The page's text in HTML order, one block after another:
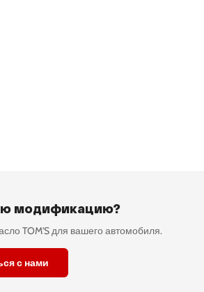
модификацию?
TOM'S для вашего автомобиля.
с нами